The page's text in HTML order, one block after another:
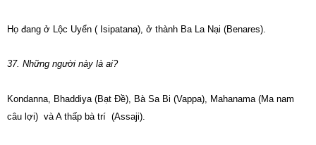
Họ đang ở Lộc Uyển ( Isipatana), ở thành Ba La Nại (Benares).
37. Những người này là ai?
Kondanna, Bhaddiya (Bạt Đề), Bà Sa Bi (Vappa), Mahanama (Ma nam
câu lợi) và A thấp bà trí (Assaji).